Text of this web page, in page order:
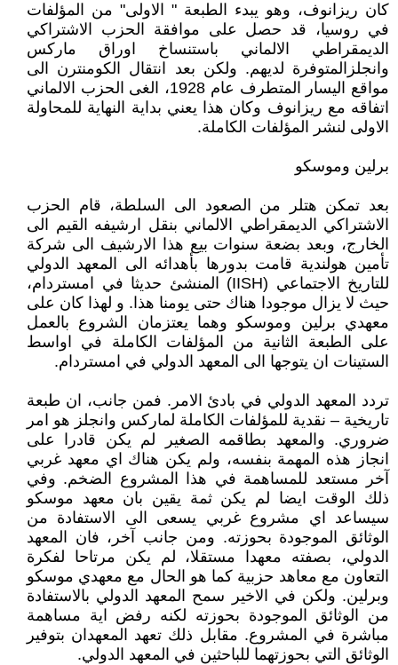
كان ريزانوف، وهو يبدء الطبعة " الاولى" من المؤلفات
في روسيا، قد حصل على موافقة الحزب الاشتراكي
الديمقراطي الالماني باستنساخ اوراق ماركس
وانجلزالمتوفرة لديهم. ولكن بعد انتقال الكومنترن الى
مواقع اليسار المتطرف عام 1928، الغى الحزب الالماني
اتفاقه مع ريزانوف وكان هذا يعني بداية النهاية للمحاولة
الاولى لنشر المؤلفات الكاملة.
برلين وموسكو
بعد تمكن هتلر من الصعود الى السلطة، قام الحزب
الاشتراكي الديمقراطي الالماني بنقل ارشيفه القيم الى
الخارج، وبعد بضعة سنوات بيع هذا الارشيف الى شركة
تأمين هولندية قامت بدورها بأهدائه الى المعهد الدولي
للتاريخ الاجتماعي (IISH) المنشئ حديثا في امستردام،
حيث لا يزال موجودا هناك حتى يومنا هذا. و لهذا كان على
معهدي برلين وموسكو وهما يعتزمان الشروع بالعمل
على الطبعة الثانية من المؤلفات الكاملة في اواسط
الستينات ان يتوجها الى المعهد الدولي في امستردام.
تردد المعهد الدولي في بادئ الامر. فمن جانب، ان طبعة
تاريخية – نقدية للمؤلفات الكاملة لماركس وانجلز هو امر
ضروري. والمعهد بطاقمه الصغير لم يكن قادرا على
انجاز هذه المهمة بنفسه، ولم يكن هناك اي معهد غربي
آخر مستعد للمساهمة في هذا المشروع الضخم. وفي
ذلك الوقت ايضا لم يكن ثمة يقين بان معهد موسكو
سيساعد اي مشروع غربي يسعى الى الاستفادة من
الوثائق الموجودة بحوزته. ومن جانب آخر، فان المعهد
الدولي، بصفته معهدا مستقلا، لم يكن مرتاحا لفكرة
التعاون مع معاهد حزبية كما هو الحال مع معهدي موسكو
وبرلين. ولكن في الاخير سمح المعهد الدولي بالاستفادة
من الوثائق الموجودة بحوزته لكنه رفض اية مساهمة
مباشرة في المشروع. مقابل ذلك تعهد المعهدان بتوفير
الوثائق التي بحوزتهما للباحثين في المعهد الدولي.